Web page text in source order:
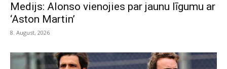
Medijs: Alonso vienojies par jaunu līgumu ar
‘Aston Martin’
8. August, 2026